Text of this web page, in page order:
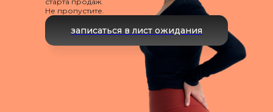
Не пропустите.
записаться в лист ожидания
Политика конфиденциальности
онлайн-проектов от GetCourse